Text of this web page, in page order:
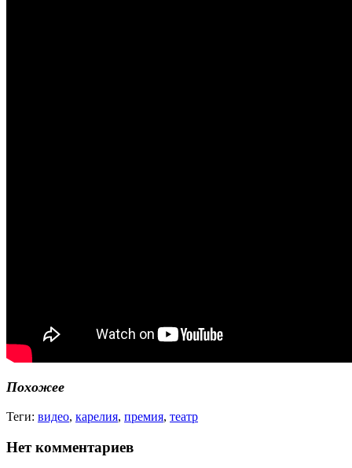
Похожее
Теги: видео, карелия, премия, театр
Нет комментариев